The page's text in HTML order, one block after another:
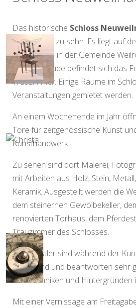
Das historische Schloss
Weitem aus zu sehn. Es liegt auf
Neuweilnau in der Gemeinde
Hauptgebäude befindet sich das
Trauzimmer. Einige Räume im
Veranstaltungen gemietet werden.
An einem Wochenende im Jahr
Tore für zeitgenössische Kunst
Kunsthandwerk.
Zu sehen sind dort Malerei,
mit Arbeiten aus Holz, Stein,
Keramik. Ausgestellt werden die
dem steinernen Gewölbekeller,
renovierten Torhaus, dem
Trauzimmer des Schlosses.
Die Künstler sind während der
anwesend und beantworten sehr
den Techniken und Hintergründen
Mit einer Vernissage am